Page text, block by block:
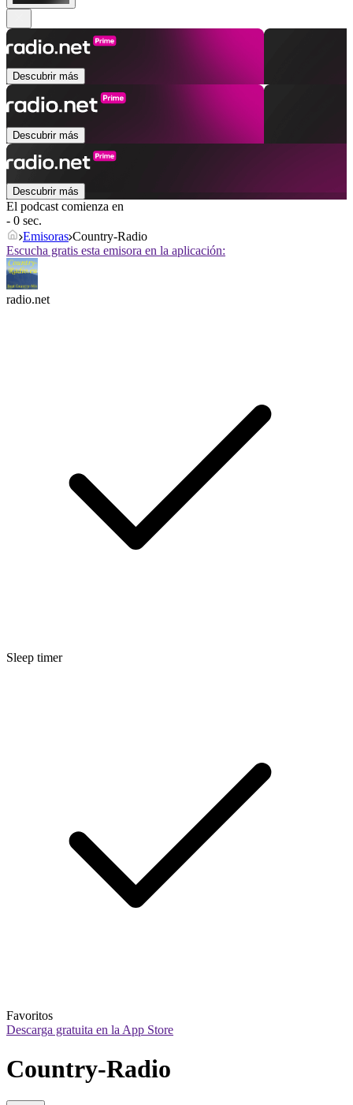
Descubrir más
Descubrir más
Descubrir más
El podcast comienza en
- 0 sec.
Emisoras Country-Radio
Escucha gratis esta emisora en la aplicación:
radio.net
Sleep timer
Favoritos
Descarga gratuita en la App Store
Country-Radio